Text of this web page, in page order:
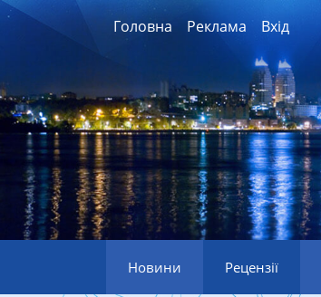
Головна Реклама Вхід
Новини Рецензії